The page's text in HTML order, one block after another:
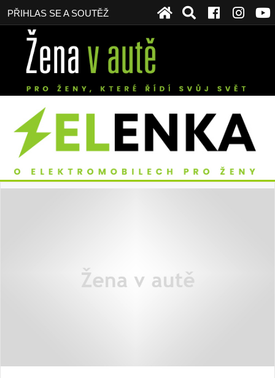
PŘIHLAS SE A SOUTĚŽ